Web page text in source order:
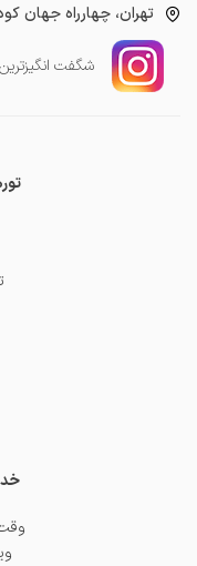
تهران، چهارراه جهان
شگفت